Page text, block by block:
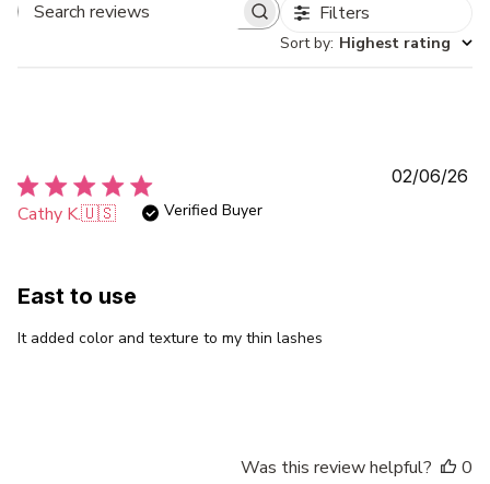
Search
Filters
Sort by: Highest rating
Cathy K.🇺🇸 Verified Buyer
East to use
It added color and texture to my thin lashes
02/06/26
Was this review helpful?
0